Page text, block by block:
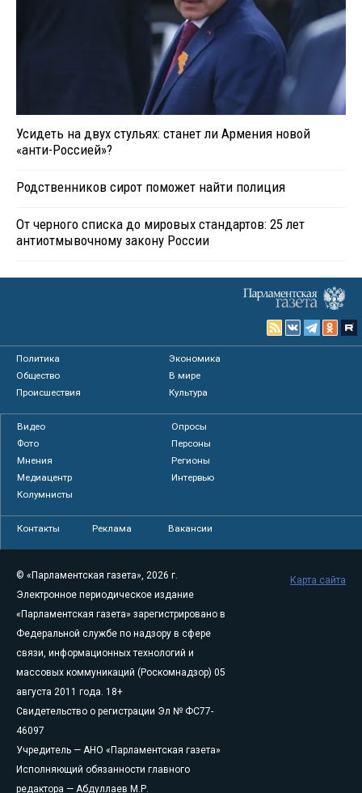
Усидеть на двух стульях: станет ли Армения новой
«анти-Россией»?
Родственников сирот поможет найти полиция
От черного списка до мировых стандартов: 25 лет
антиотмывочному закону России
Политика
Экономика
Общество
В мире
Происшествия
Культура
Видео
Опросы
Фото
Персоны
Мнения
Регионы
Медиацентр
Интервью
Колумнисты
Контакты Реклама Вакансии
© «Парламентская газета», 2026 г.
Электронное периодическое издание
«Парламентская газета» зарегистрировано в
Федеральной службе по надзору в сфере
связи, информационных технологий и
массовых коммуникаций (Роскомнадзор) 05
августа 2011 года. 18+
Свидетельство о регистрации Эл № ФС77-
46097
Учредитель — АНО «Парламентская газета»
Исполняющий обязанности главного
редактора — Абдуллаев М.Р.
Карта сайта